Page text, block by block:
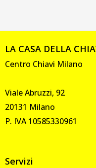
LA CASA DELLA
Centro Chiavi Milano
Viale Abruzzi, 92
20131 Milano
P. IVA 10585330961
Servizi